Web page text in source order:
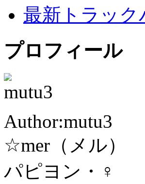
最新トラック
プロフィール
Author:mutu3
☆mer（メル）
パピヨン・♀